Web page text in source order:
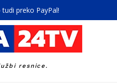
preko PayPal!
resnice.